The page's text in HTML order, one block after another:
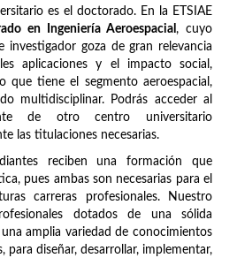
es el doctorado. En la ETSIAE
en Ingeniería Aeroespacial, cuyo
investigador goza de gran relevancia
aplicaciones y el impacto social,
que tiene el segmento aeroespacial,
multidisciplinar. Podrás acceder al
de otro centro universitario
las titulaciones necesarias.
reciben una formación que
pues ambas son necesarias para el
carreras profesionales. Nuestro
dotados de una sólida
amplia variedad de conocimientos
para diseñar, desarrollar, implementar,